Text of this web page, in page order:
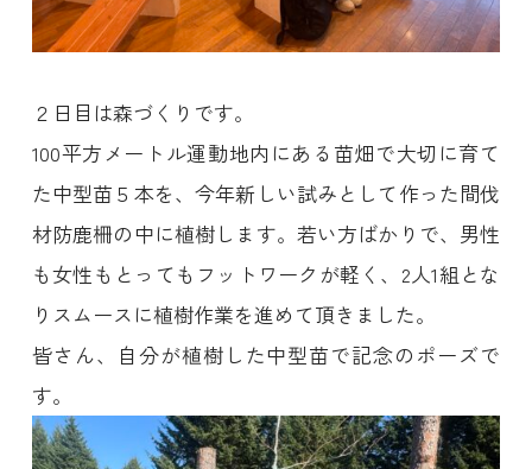
２日目は森づくりです。
100平方メートル運動地内にある苗畑で大切に育て
た中型苗５本を、今年新しい試みとして作った間伐
材防鹿柵の中に植樹します。若い方ばかりで、男性
も女性もとってもフットワークが軽く、2人1組とな
りスムースに植樹作業を進めて頂きました。
皆さん、自分が植樹した中型苗で記念のポーズで
す。